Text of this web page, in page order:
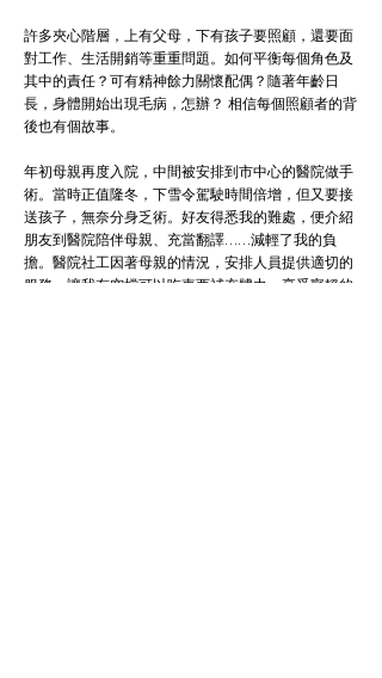
許多夾心階層，上有父母，下有孩子要照顧，還要面
對工作、生活開銷等重重問題。如何平衡每個角色及
其中的責任？可有精神餘力關懷配偶？隨著年齡日
長，身體開始出現毛病，怎辦？ 相信每個照顧者的背
後也有個故事。
年初母親再度入院，中間被安排到市中心的醫院做手
術。當時正值隆冬，下雪令駕駛時間倍增，但又要接
送孩子，無奈分身乏術。好友得悉我的難處，便介紹
朋友到醫院陪伴母親、充當翻譯……減輕了我的負
擔。醫院社工因著母親的情況，安排人員提供適切的
服務，讓我有空檔可以吃東西補充體力、享受寧靜的